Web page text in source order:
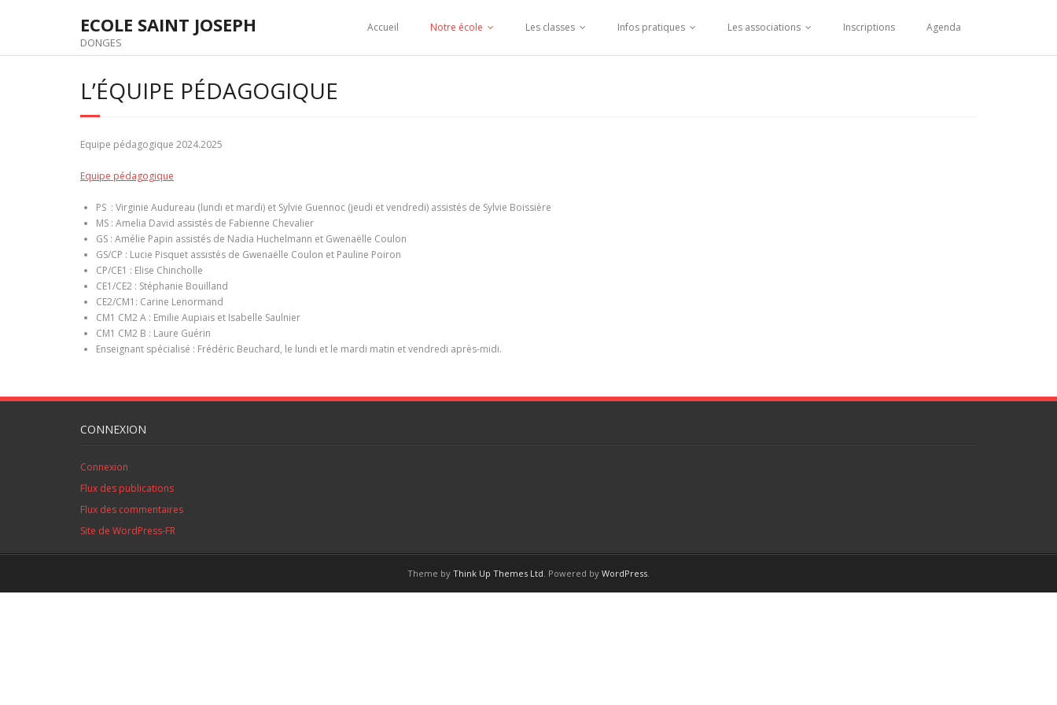
ECOLE SAINT JOSEPH
DONGES
Accueil Notre école Les classes Infos pratiques Les associations Inscriptions Agenda
L’ÉQUIPE PÉDAGOGIQUE
Equipe pédagogique 2024.2025
Equipe pédagogique
PS : Virginie Audureau (lundi et mardi) et Sylvie Guennoc (jeudi et vendredi) assistés de Sylvie Boissière
MS : Amelia David assistés de Fabienne Chevalier
GS : Amélie Papin assistés de Nadia Huchelmann et Gwenaëlle Coulon
GS/CP : Lucie Pisquet assistés de Gwenaëlle Coulon et Pauline Poiron
CP/CE1 : Elise Chincholle
CE1/CE2 : Stéphanie Bouilland
CE2/CM1: Carine Lenormand
CM1 CM2 A : Emilie Aupiais et Isabelle Saulnier
CM1 CM2 B : Laure Guérin
Enseignant spécialisé : Frédéric Beuchard, le lundi et le mardi matin et vendredi après-midi.
CONNEXION
Connexion
Flux des publications
Flux des commentaires
Site de WordPress-FR
Theme by Think Up Themes Ltd. Powered by WordPress.